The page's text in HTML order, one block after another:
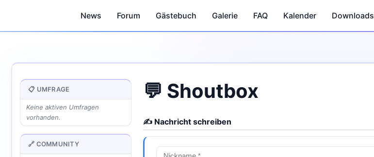
News Forum Gästebuch Galerie FAQ Kalender Downloads
📋 UMFRAGE
Keine aktiven Umfragen
vorhanden.
🔗 COMMUNITY
💬 Shoutbox
✍ Nachricht schreiben